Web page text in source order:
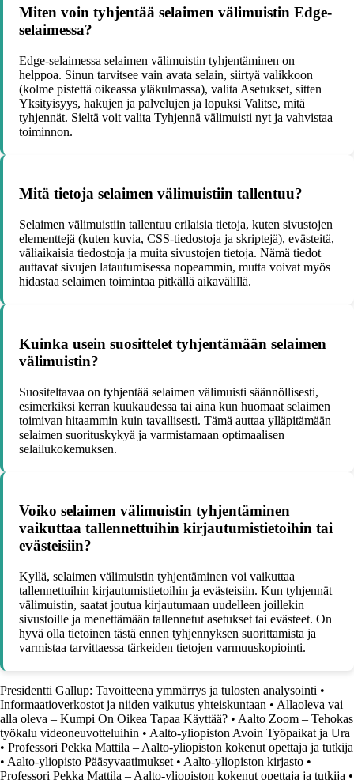
Miten voin tyhjentää selaimen välimuistin Edge-
selaimessa?
Edge-selaimessa selaimen välimuistin tyhjentäminen on
helppoa. Sinun tarvitsee vain avata selain, siirtyä valikkoon
(kolme pistettä oikeassa yläkulmassa), valita Asetukset, sitten
Yksityisyys, hakujen ja palvelujen ja lopuksi Valitse, mitä
tyhjennät. Sieltä voit valita Tyhjennä välimuisti nyt ja vahvistaa
toiminnon.
Mitä tietoja selaimen välimuistiin tallentuu?
Selaimen välimuistiin tallentuu erilaisia tietoja, kuten sivustojen
elementtejä (kuten kuvia, CSS-tiedostoja ja skriptejä), evästeitä,
väliaikaisia tiedostoja ja muita sivustojen tietoja. Nämä tiedot
auttavat sivujen latautumisessa nopeammin, mutta voivat myös
hidastaa selaimen toimintaa pitkällä aikavälillä.
Kuinka usein suosittelet tyhjentämään selaimen
välimuistin?
Suositeltavaa on tyhjentää selaimen välimuisti säännöllisesti,
esimerkiksi kerran kuukaudessa tai aina kun huomaat selaimen
toimivan hitaammin kuin tavallisesti. Tämä auttaa ylläpitämään
selaimen suorituskykyä ja varmistamaan optimaalisen
selailukokemuksen.
Voiko selaimen välimuistin tyhjentäminen
vaikuttaa tallennettuihin kirjautumistietoihin tai
evästeisiin?
Kyllä, selaimen välimuistin tyhjentäminen voi vaikuttaa
tallennettuihin kirjautumistietoihin ja evästeisiin. Kun tyhjennät
välimuistin, saatat joutua kirjautumaan uudelleen joillekin
sivustoille ja menettämään tallennetut asetukset tai evästeet. On
hyvä olla tietoinen tästä ennen tyhjennyksen suorittamista ja
varmistaa tarvittaessa tärkeiden tietojen varmuuskopiointi.
Presidentti Gallup: Tavoitteena ymmärrys ja tulosten analysointi •
Informaatioverkostot ja niiden vaikutus yhteiskuntaan • Allaoleva vai
alla oleva – Kumpi On Oikea Tapaa Käyttää? • Aalto Zoom – Tehokas
työkalu videoneuvotteluihin • Aalto-yliopiston Avoin Työpaikat ja Ura
• Professori Pekka Mattila – Aalto-yliopiston kokenut opettaja ja tutkija
• Aalto-yliopisto Pääsyvaatimukset • Aalto-yliopiston kirjasto •
Professori Pekka Mattila – Aalto-yliopiston kokenut opettaja ja tutkija •